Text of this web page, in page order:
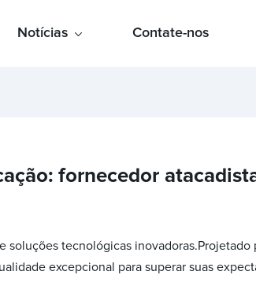
Notícias Contate-nos
fornecedor
tecnológicas inovadoras.Projetado
excepcional para superar suas